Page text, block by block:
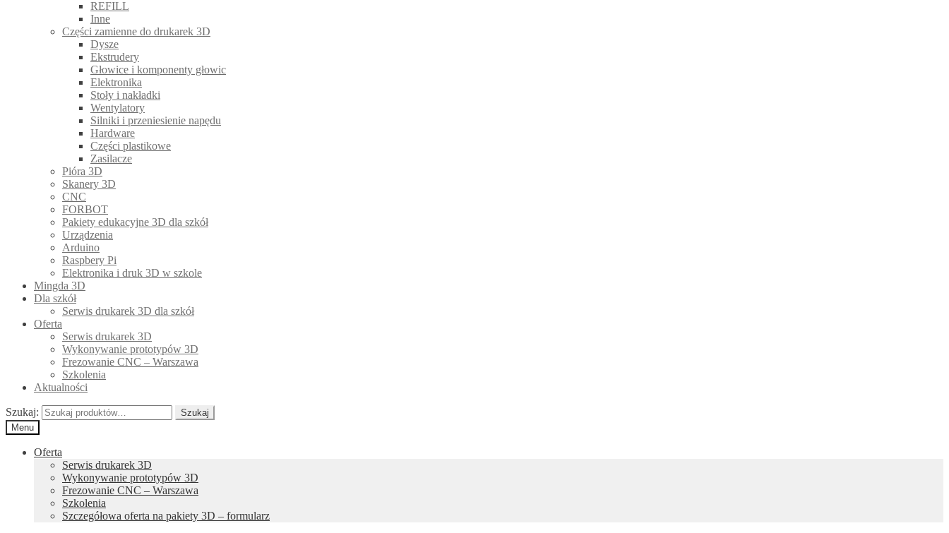
REFILL
Inne
Części zamienne do drukarek 3D
Dysze
Ekstrudery
Głowice i komponenty głowic
Elektronika
Stoły i nakładki
Wentylatory
Silniki i przeniesienie napędu
Hardware
Części plastikowe
Zasilacze
Pióra 3D
Skanery 3D
CNC
FORBOT
Pakiety edukacyjne 3D dla szkół
Urządzenia
Arduino
Raspbery Pi
Elektronika i druk 3D w szkole
Mingda 3D
Dla szkół
Serwis drukarek 3D dla szkół
Oferta
Serwis drukarek 3D
Wykonywanie prototypów 3D
Frezowanie CNC – Warszawa
Szkolenia
Aktualności
Szukaj:
Szukaj
Menu
Oferta
Serwis drukarek 3D
Wykonywanie prototypów 3D
Frezowanie CNC – Warszawa
Szkolenia
Szczegółowa oferta na pakiety 3D – formularz